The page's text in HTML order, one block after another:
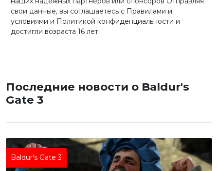
свои данные, вы соглашаетесь с Правилами и
условиями и Политикой конфиденциальности и
достигли возраста 16 лет.
Последние новости о Baldur's
Gate 3
Baldur's Gate 3